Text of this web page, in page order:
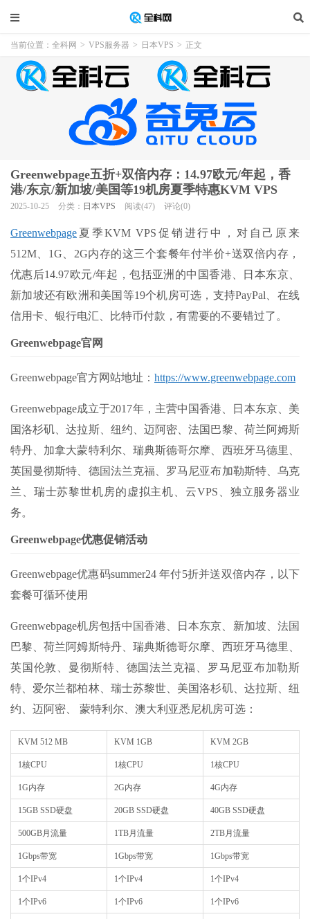
当前位置： 全科网 > VPS服务器 > 日本VPS > 正文
Greenwebpage五折+双倍内存：14.97欧元/年起，香
港/东京/新加坡/美国等19机房夏季特惠KVM VPS
2025-10-25 分类： 日本VPS 阅读(47) 评论(0)
Greenwebpage 夏季KVM VPS促销进行中，对自己原来
512M、1G、2G内存的这三个套餐年付半价+送双倍内存，
优惠后14.97欧元/年起，包括亚洲的中国香港、日本东京、
新加坡还有欧洲和美国等19个机房可选，支持PayPal、在线
信用卡、银行电汇、比特币付款，有需要的不要错过了。
Greenwebpage官网
Greenwebpage官方网站地址： https://www.greenwebpage.com
Greenwebpage成立于2017年，主营中国香港、日本东京、美
国洛杉矶、达拉斯、纽约、迈阿密、法国巴黎、荷兰阿姆斯
特丹、加拿大蒙特利尔、瑞典斯德哥尔摩、西班牙马德里、
英国曼彻斯特、德国法兰克福、罗马尼亚布加勒斯特、乌克
兰、瑞士苏黎世机房的虚拟主机、云VPS、独立服务器业
务。
Greenwebpage优惠促销活动
Greenwebpage优惠码summer24 年付5折并送双倍内存，以下
套餐可循环使用
Greenwebpage机房包括中国香港、日本东京、新加坡、法国
巴黎、荷兰阿姆斯特丹、瑞典斯德哥尔摩、西班牙马德里、
英国伦敦、曼彻斯特、德国法兰克福、罗马尼亚布加勒斯
特、爱尔兰都柏林、瑞士苏黎世、美国洛杉矶、达拉斯、纽
约、迈阿密、 蒙特利尔、澳大利亚悉尼机房可选：
KVM 512 MB KVM 1GB KVM 2GB
1核CPU 1核CPU 1核CPU
1G内存 2G内存 4G内存
15GB SSD硬盘 20GB SSD硬盘 40GB SSD硬盘
500GB月流量 1TB月流量 2TB月流量
1Gbps带宽 1Gbps带宽 1Gbps带宽
1个IPv4 1个IPv4 1个IPv4
1个IPv6 1个IPv6 1个IPv6